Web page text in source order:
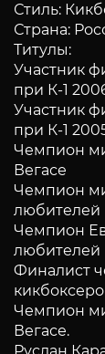
Стиль:
Страна:
Титулы:
Участник
при К-1
Участник
при К-1
Чемпион
Вегасе
Чемпион
любителей
Чемпион
любителей
Финалист
Чемпион
Вегасе.